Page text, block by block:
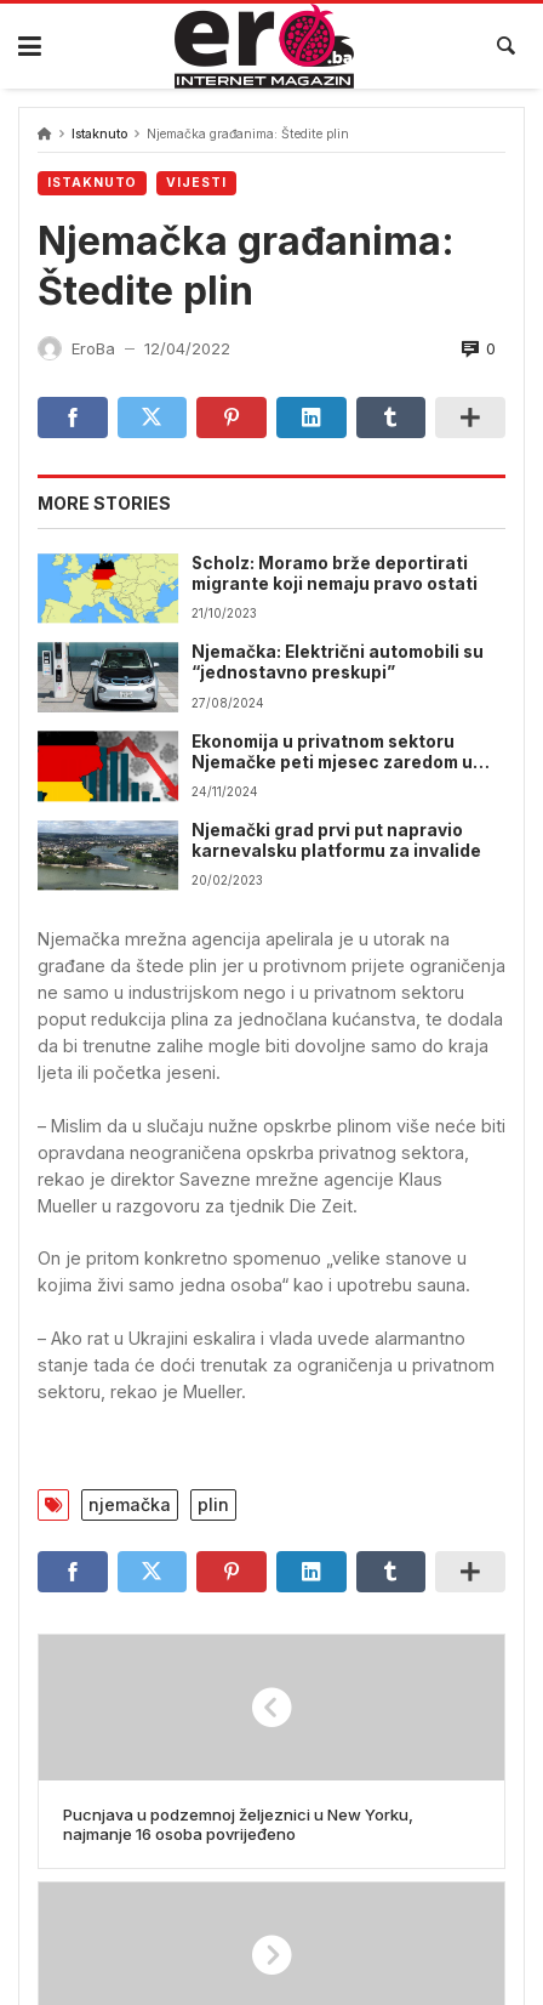
Skip
content
Istaknuto Njemačka građanima: Štedite plin
ISTAKNUTO VIJESTI
Njemačka građanima:
Štedite plin
EroBa — 12/04/2022 0
MORE STORIES
Scholz: Moramo brže deportirati
migrante koji nemaju pravo ostati
21/10/2023
Njemačka: Električni automobili su
“jednostavno preskupi”
27/08/2024
Ekonomija u privatnom sektoru
Njemačke peti mjesec zaredom u
padu
24/11/2024
Njemački grad prvi put napravio
karnevalsku platformu za invalide
20/02/2023
Njemačka mrežna agencija apelirala je u utorak na
građane da štede plin jer u protivnom prijete ograničenja
ne samo u industrijskom nego i u privatnom sektoru
poput redukcija plina za jednočlana kućanstva, te dodala
da bi trenutne zalihe mogle biti dovoljne samo do kraja
ljeta ili početka jeseni.
– Mislim da u slučaju nužne opskrbe plinom više neće biti
opravdana neograničena opskrba privatnog sektora,
rekao je direktor Savezne mrežne agencije Klaus
Mueller u razgovoru za tjednik Die Zeit.
On je pritom konkretno spomenuo „velike stanove u
kojima živi samo jedna osoba“ kao i upotrebu sauna.
– Ako rat u Ukrajini eskalira i vlada uvede alarmantno
stanje tada će doći trenutak za ograničenja u privatnom
sektoru, rekao je Mueller.
njemačka plin
Pucnjava u podzemnoj željeznici u New Yorku,
najmanje 16 osoba povrijeđeno